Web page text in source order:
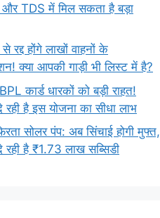
TDS में मिल सकता है बड़ा
रद्द होंगे लाखों वाहनों के
क्या आपकी गाड़ी भी लिस्ट में है?
BPL कार्ड धारकों को बड़ी राहत!
रही है इस योजना का सीधा लाभ
सोलर पंप: अब सिंचाई होगी मुफ्त,
रही है ₹1.73 लाख सब्सिडी